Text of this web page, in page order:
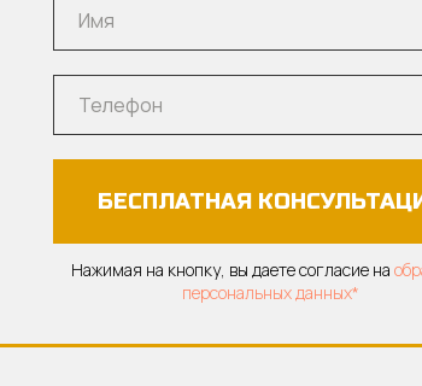
БЕСПЛАТНАЯ
Нажимая на кнопку, вы даете согласие на
персональных данных*